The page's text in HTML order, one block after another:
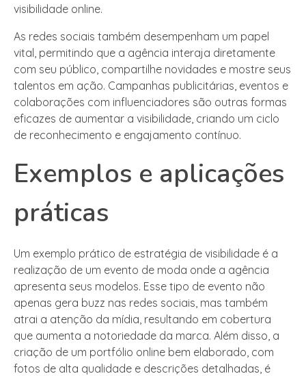
visibilidade online.
As redes sociais também desempenham um papel
vital, permitindo que a agência interaja diretamente
com seu público, compartilhe novidades e mostre seus
talentos em ação. Campanhas publicitárias, eventos e
colaborações com influenciadores são outras formas
eficazes de aumentar a visibilidade, criando um ciclo
de reconhecimento e engajamento contínuo.
Exemplos e aplicações
práticas
Um exemplo prático de estratégia de visibilidade é a
realização de um evento de moda onde a agência
apresenta seus modelos. Esse tipo de evento não
apenas gera buzz nas redes sociais, mas também
atrai a atenção da mídia, resultando em cobertura
que aumenta a notoriedade da marca. Além disso, a
criação de um portfólio online bem elaborado, com
fotos de alta qualidade e descrições detalhadas, é